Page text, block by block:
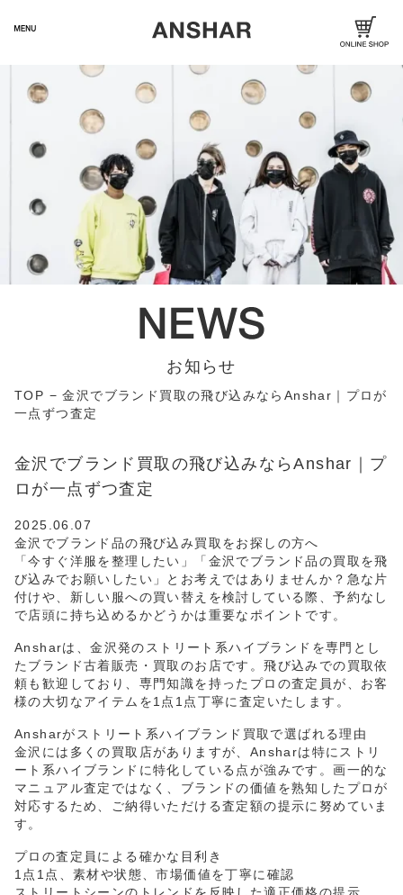
お知らせ
TOP −金沢でブランド買取の飛び込みならAnshar｜プロが
一点ずつ査定
金沢でブランド買取の飛び込みならAnshar｜プ
ロが一点ずつ査定
2025.06.07
金沢でブランド品の飛び込み買取をお探しの方へ
「今すぐ洋服を整理したい」「金沢でブランド品の買取を飛
び込みでお願いしたい」とお考えではありませんか？急な片
付けや、新しい服への買い替えを検討している際、予約なし
で店頭に持ち込めるかどうかは重要なポイントです。
Ansharは、金沢発のストリート系ハイブランドを専門とし
たブランド古着販売・買取のお店です。飛び込みでの買取依
頼も歓迎しており、専門知識を持ったプロの査定員が、お客
様の大切なアイテムを1点1点丁寧に査定いたします。
Ansharがストリート系ハイブランド買取で選ばれる理由
金沢には多くの買取店がありますが、Ansharは特にストリ
ート系ハイブランドに特化している点が強みです。画一的な
マニュアル査定ではなく、ブランドの価値を熟知したプロが
対応するため、ご納得いただける査定額の提示に努めていま
す。
プロの査定員による確かな目利き
1点1点、素材や状態、市場価値を丁寧に確認